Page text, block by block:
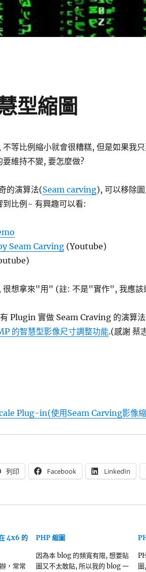
型縮圖
等比例縮小就會很糟糕, 但是如果我
維持不變, 要怎麼做?
的演算法(Seam carving), 可以移除
比例~ 有興趣可以看:
Seam Carving(Youtube)
很想拿來"用" (註: 不是"實作", 我應該
Plugin 實做 Seam Craving 的演算
的智慧型影像尺寸調整功能.(感謝 蔡
Plug-in(使用Seam Carving影像
列印 Facebook LinkedIn
4x6 的
，常常
PHP 縮圖
因為本 blog 的頻寬有限, 想要貼
圖又不太敢貼, 所以我的 blog 一